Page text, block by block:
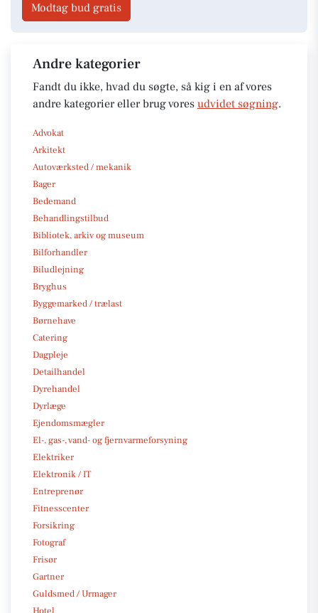
Modtag bud gratis
Andre kategorier
Fandt du ikke, hvad du søgte, så kig i en af vores
andre kategorier eller brug vores udvidet søgning.
Advokat
Arkitekt
Autoværksted / mekanik
Bager
Bedemand
Behandlingstilbud
Bibliotek, arkiv og museum
Bilforhandler
Biludlejning
Bryghus
Byggemarked / trælast
Børnehave
Catering
Dagpleje
Detailhandel
Dyrehandel
Dyrlæge
Ejendomsmægler
El-, gas-, vand- og fjernvarmeforsyning
Elektriker
Elektronik / IT
Entreprenør
Fitnesscenter
Forsikring
Fotograf
Frisør
Gartner
Guldsmed / Urmager
Hotel